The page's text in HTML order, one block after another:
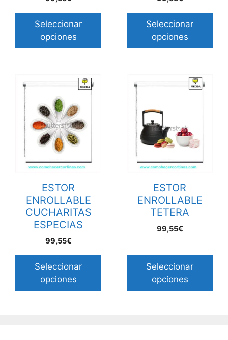
Seleccionar
opciones
Seleccionar
opciones
ESTOR
ENROLLABLE
CUCHARITAS
ESPECIAS
99,55€
Seleccionar
opciones
ESTOR
ENROLLABLE
TETERA
99,55€
Seleccionar
opciones